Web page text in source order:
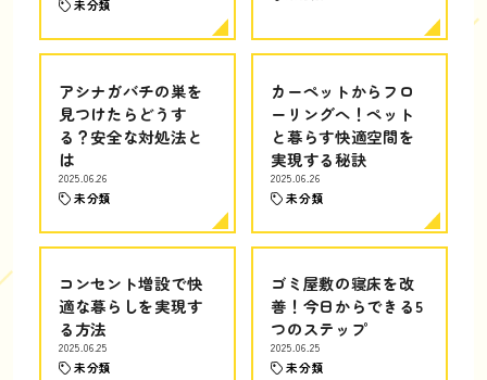
未分類
アシナガバチの巣を
見つけたらどうす
る？安全な対処法と
は
2025.06.26
未分類
カーペットからフロ
ーリングへ！ペット
と暮らす快適空間を
実現する秘訣
2025.06.26
未分類
コンセント増設で快
適な暮らしを実現す
る方法
2025.06.25
未分類
ゴミ屋敷の寝床を改
善！今日からできる5
つのステップ
2025.06.25
未分類